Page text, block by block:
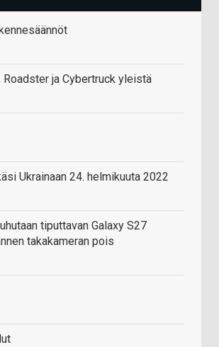
Roadster ja Cybertruck yleistä
Ukrainaan 24. helmikuuta 2022
tiputtavan Galaxy S27
takakameran pois